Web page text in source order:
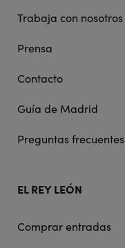
Trabaja con nosotros
Prensa
Contacto
Guía de Madrid
Preguntas frecuentes
EL REY LEÓN
Comprar entradas